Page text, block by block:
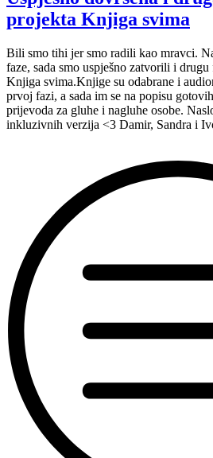
projekta Knjiga svima
Bili smo tihi jer smo radili kao mravci.
faze, sada smo uspješno zatvorili i
Knjiga svima.Knjige su odabrane i
prvoj fazi, a sada im se na popisu
prijevoda za gluhe i nagluhe osobe.
inkluzivnih verzija <3 Damir, Sandra i